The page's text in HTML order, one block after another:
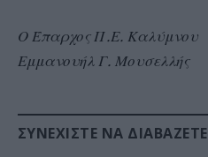
Ο Έπαρχος Π.Ε. Καλύμνου
Εμμανουήλ Γ. Μουσελλής
ΣΥΝΕΧΊΣΤΕ ΝΑ ΔΙΑΒΆΖΕΤΕ